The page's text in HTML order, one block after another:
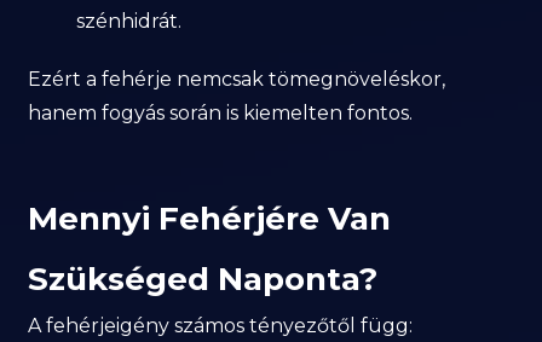
szénhidrát.
Ezért a fehérje nemcsak tömegnöveléskor,
hanem fogyás során is kiemelten fontos.
Mennyi Fehérjére Van
Szükséged Naponta?
A fehérjeigény számos tényezőtől függ: